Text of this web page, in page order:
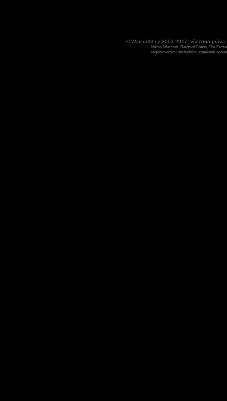
© Warcraft3.cz 2003-2017, všechna
Názvy Warcraft, Reign of Chaos, The
registrovanými obchodními znaekami